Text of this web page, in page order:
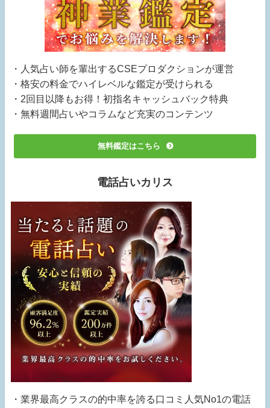
・人気占い師を輩出するCSEプロダクションが運営
・格安の料金でハイレベルな鑑定が受けられる
・2回目以降もお得！初指名キャッシュバック特典
・無料週間占いやコラムなど充実のコンテンツ
無料鑑定はこちら
電話占いカリス
・業界最高クラスの的中率を誇る口コミ人気No1の電話